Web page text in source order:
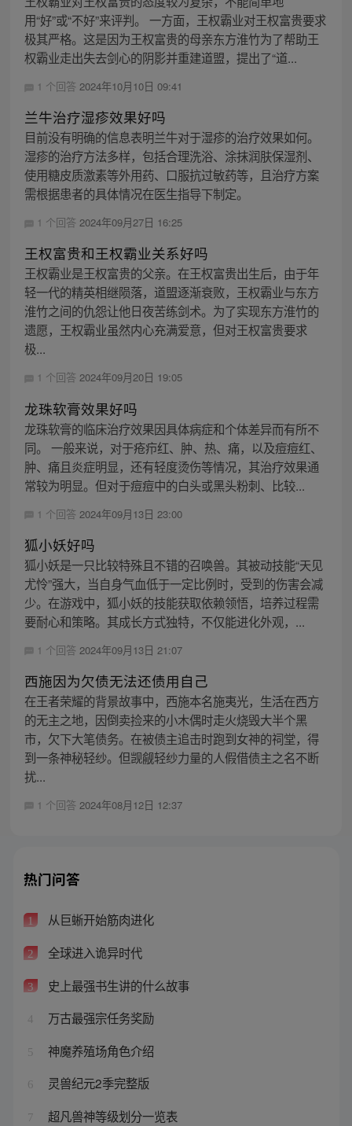
用“好”或“不好”来评判。 一方面，王权霸业对王权富贵要求
极其严格。这是因为王权富贵的母亲东方淮竹为了帮助王
权霸业走出失去剑心的阴影并重建道盟，提出了“道...
1 个回答 2024年10月10日 09:41
兰牛治疗湿疹效果好吗
目前没有明确的信息表明兰牛对于湿疹的治疗效果如何。
湿疹的治疗方法多样，包括合理洗浴、涂抹润肤保湿剂、
使用糖皮质激素等外用药、口服抗过敏药等，且治疗方案
需根据患者的具体情况在医生指导下制定。
1 个回答 2024年09月27日 16:25
王权富贵和王权霸业关系好吗
王权霸业是王权富贵的父亲。在王权富贵出生后，由于年
轻一代的精英相继陨落，道盟逐渐衰败，王权霸业与东方
淮竹之间的仇怨让他日夜苦练剑术。为了实现东方淮竹的
遗愿，王权霸业虽然内心充满爱意，但对王权富贵要求
极...
1 个回答 2024年09月20日 19:05
龙珠软膏效果好吗
龙珠软膏的临床治疗效果因具体病症和个体差异而有所不
同。 一般来说，对于疮疖红、肿、热、痛，以及痘痘红、
肿、痛且炎症明显，还有轻度烫伤等情况，其治疗效果通
常较为明显。但对于痘痘中的白头或黑头粉刺、比较...
1 个回答 2024年09月13日 23:00
狐小妖好吗
狐小妖是一只比较特殊且不错的召唤兽。其被动技能“天见
尤怜”强大，当自身气血低于一定比例时，受到的伤害会减
少。在游戏中，狐小妖的技能获取依赖领悟，培养过程需
要耐心和策略。其成长方式独特，不仅能进化外观，...
1 个回答 2024年09月13日 21:07
西施因为欠债无法还债用自己
在王者荣耀的背景故事中，西施本名施夷光，生活在西方
的无主之地，因倒卖捡来的小木偶时走火烧毁大半个黑
市，欠下大笔债务。在被债主追击时跑到女神的祠堂，得
到一条神秘轻纱。但觊觎轻纱力量的人假借债主之名不断
扰...
1 个回答 2024年08月12日 12:37
热门问答
1 从巨蜥开始筋肉进化
2 全球进入诡异时代
3 史上最强书生讲的什么故事
4 万古最强宗任务奖励
5 神魔养殖场角色介绍
6 灵兽纪元2季完整版
7 超凡兽神等级划分一览表